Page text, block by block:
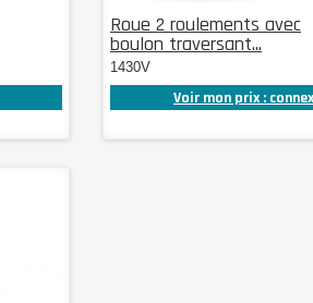
Roue 2 roulements avec
boulon traversant...
1430V
Voir mon prix :